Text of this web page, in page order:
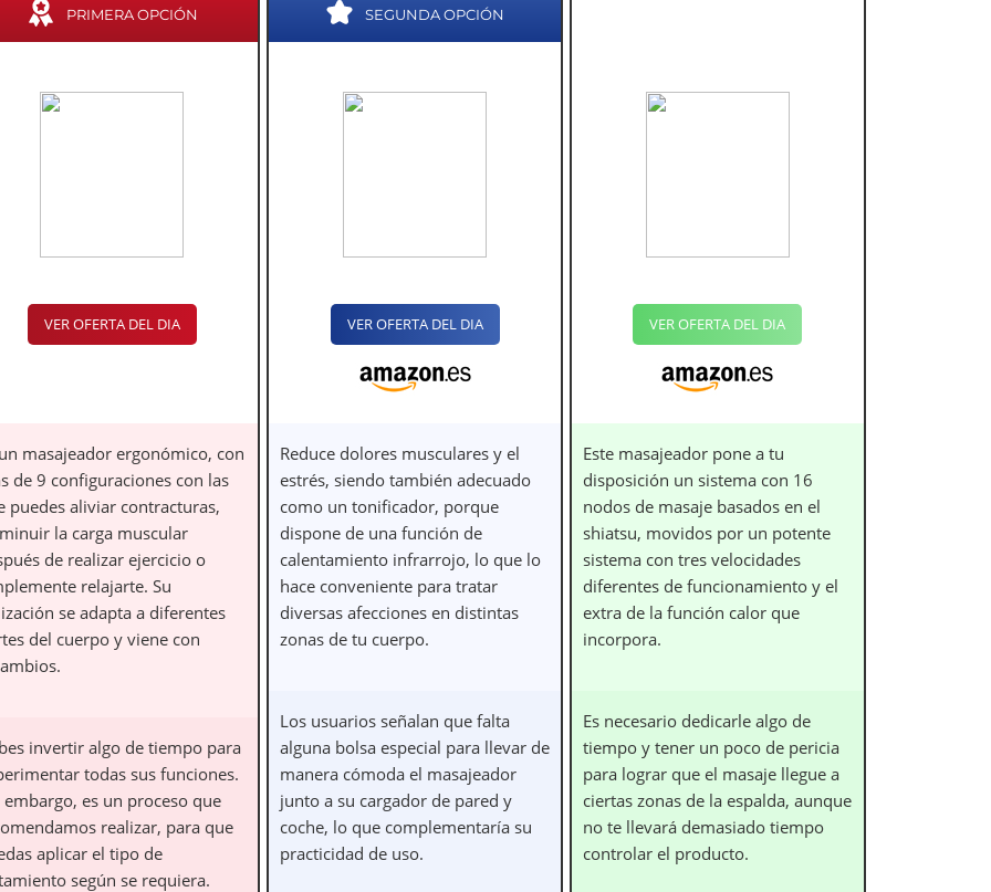
PRIMERA OPCIÓN
VER OFERTA DEL DIA
masajeador ergonómico, con
de 9 configuraciones con las
puedes aliviar contracturas,
la carga muscular
de realizar ejercicio o
relajarte. Su
se adapta a diferentes
del cuerpo y viene con
invertir algo de tiempo para
todas sus funciones.
embargo, es un proceso que
realizar, para que
aplicar el tipo de
según se requiera.
SEGUNDA OPCIÓN
VER OFERTA DEL DIA
Reduce dolores musculares y el
estrés, siendo también adecuado
como un tonificador, porque
dispone de una función de
calentamiento infrarrojo, lo que lo
hace conveniente para tratar
diversas afecciones en distintas
zonas de tu cuerpo.
Los usuarios señalan que falta
alguna bolsa especial para llevar de
manera cómoda el masajeador
junto a su cargador de pared y
coche, lo que complementaría su
practicidad de uso.
VER OFERTA DEL DIA
Este masajeador pone a tu
disposición un sistema con 16
nodos de masaje basados en el
shiatsu, movidos por un potente
sistema con tres velocidades
diferentes de funcionamiento y el
extra de la función calor que
incorpora.
Es necesario dedicarle algo de
tiempo y tener un poco de pericia
para lograr que el masaje llegue a
ciertas zonas de la espalda, aunque
no te llevará demasiado tiempo
controlar el producto.